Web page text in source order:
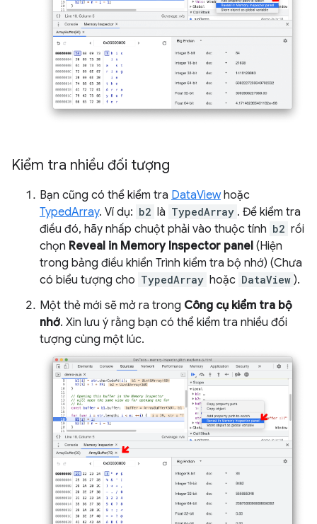
Kiểm tra nhiều đối tượng
Bạn cũng có thể kiểm tra DataViewhoặc
TypedArray. Ví dụ: b2 là TypedArray . Để kiểm tra
điều đó, hãy nhấp chuột phải vào thuộc tính b2 rồi
chọn Reveal in Memory Inspector panel (Hiện
trong bảng điều khiển Trình kiểm tra bộ nhớ) (Chưa
có biểu tượng cho TypedArray hoặc DataView ).
Một thẻ mới sẽ mở ra trong Công cụ kiểm tra bộ
nhớ. Xin lưu ý rằng bạn có thể kiểm tra nhiều đối
tượng cùng một lúc.